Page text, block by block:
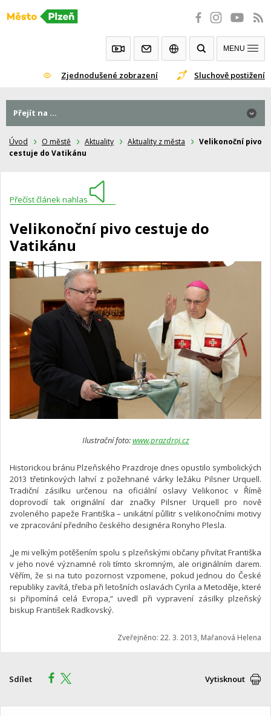
Přeskočit
Zjednodušené zobrazení Sluchově postižení
MENU
Úvod O městě Aktuality Aktuality z města
Velikonoční pivo
cestuje do Vatikánu
Přečíst článek nahlas
Velikonoční pivo cestuje do
Vatikánu
Ilustrační foto:www.prazdroj.cz
Historickou bránu Plzeňského Prazdroje dnes opustilo symbolických
2013 třetinkových lahví z požehnané várky ležáku Pilsner Urquell.
Tradiční zásilku určenou na oficiální oslavy Velikonoc v Římě
doprovodí tak originální dar značky Pilsner Urquell pro nově
zvoleného papeže Františka – unikátní půllitr s velikonočními motivy
ve zpracování předního českého designéra Ronyho Plesla.
„Je mi velkým potěšením spolu s plzeňskými občany přivítat Františka
v jeho nové významné roli tímto skromným, ale originálním darem.
Věřím, že si na tuto pozornost vzpomene, pokud jednou do České
republiky zavítá, třeba při letošních oslavách Cyrila a Metoděje, které
si připomíná celá Evropa,“ uvedl při vypravení zásilky plzeňský
biskup František Radkovský.
Zveřejněno: 22. 3. 2013, Mařanová Helena
Sdílet Vytisknout
Přejít na ...